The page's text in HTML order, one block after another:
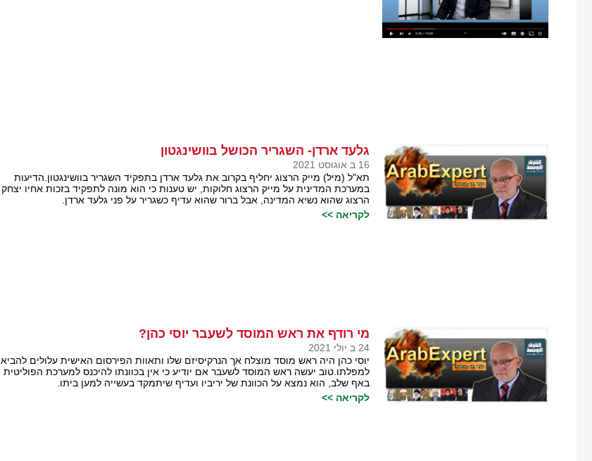
גלעד ארדן- השגריר הכושל בוושינגטון
16 ב אוגוסט 2021
תא"ל (מיל) מייק הרצוג יחליף בקרוב את גלעד ארדן בתפקיד השגריר בוושינגטון.הדיעות
במערכת המדינית על מייק הרצוג חלוקות, יש טענות כי הוא מונה לתפקיד בזכות אחיו יצחק
הרצוג שהוא נשיא המדינה, אבל ברור שהוא עדיף כשגריר על פני גלעד ארדן.
לקריאה >>
מי רודף את ראש המוסד לשעבר יוסי כהן?
24 ב יולי 2021
יוסי כהן היה ראש מוסד מוצלח אך הנרקיסיזם שלו ותאוות הפירסום האישית עלולים להביא
למפלתו.טוב יעשה ראש המוסד לשעבר אם יודיע כי אין בכוונתו להיכנס למערכת הפוליטית
באף שלב, הוא נמצא על הכוונת של יריביו ועדיף שיתמקד בעשייה למען ביתו.
לקריאה >>